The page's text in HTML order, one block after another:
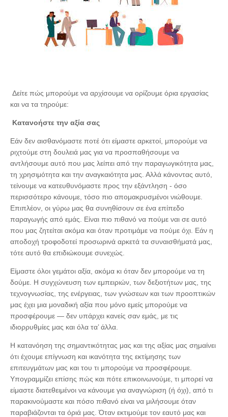
Δείτε πώς μπορούμε να αρχίσουμε να ορίζουμε όρια εργασίας
και να τα τηρούμε:
Κατανοήστε την αξία σας
Εάν δεν αισθανόμαστε ποτέ ότι είμαστε αρκετοί, μπορούμε να
ριχτούμε στη δουλειά μας για να προσπαθήσουμε να
αντλήσουμε αυτό που μας λείπει από την παραγωγικότητα μας,
τη χρησιμότητα και την αναγκαιότητα μας. Αλλά κάνοντας αυτό,
τείνουμε να κατευθυνόμαστε προς την εξάντληση - όσο
περισσότερο κάνουμε, τόσο πιο απομακρυσμένοι νιώθουμε.
Επιπλέον, οι γύρω μας θα συνηθίσουν σε ένα επίπεδο
παραγωγής από εμάς. Είναι πιο πιθανό να πούμε ναι σε αυτό
που μας ζητείται ακόμα και όταν προτιμάμε να πούμε όχι. Εάν η
αποδοχή τροφοδοτεί προσωρινά αρκετά τα συναισθήματά μας,
τότε αυτό θα επιδιώκουμε συνεχώς.
Είμαστε όλοι γεμάτοι αξία, ακόμα κι όταν δεν μπορούμε να τη
δούμε. Η συγχώνευση των εμπειριών, των δεξιοτήτων μας, της
τεχνογνωσίας, της ενέργειας, των γνώσεων και των προοπτικών
μας έχει μια μοναδική αξία που μόνο εμείς μπορούμε να
προσφέρουμε — δεν υπάρχει κανείς σαν εμάς, με τις
ιδιορρυθμίες μας και όλα τα’ άλλα.
Η κατανόηση της σημαντικότητας μας και της αξίας μας σημαίνει
ότι έχουμε επίγνωση και ικανότητα της εκτίμησης των
επιτευγμάτων μας και του τι μπορούμε να προσφέρουμε.
Υπογραμμίζει επίσης πώς και πότε επικοινωνούμε, τι μπορεί να
είμαστε διατεθειμένοι να κάνουμε για αναγνώριση (ή όχι), από τι
παρακινούμαστε και πόσο πιθανό είναι να μιλήσουμε όταν
παραβιάζονται τα όριά μας. Όταν εκτιμούμε τον εαυτό μας και